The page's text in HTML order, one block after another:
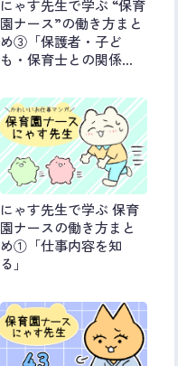
にゃす先生で学ぶ “保育
園ナース”の働き方まと
め③「保護者・子ど
も・保育士との関係
にゃす先生で学ぶ 保育
園ナースの働き方まと
め①「仕事内容を知
る」